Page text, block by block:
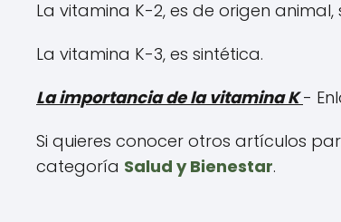
La vitamina K-2, es de origen
La vitamina K-3, es sintética.
La importancia de la vitamina K -
Si quieres conocer otros artículos
categoría Salud y Bienestar.